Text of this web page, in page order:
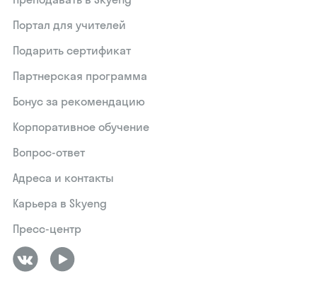
Портал для учителей
Подарить сертификат
Партнерская программа
Бонус за рекомендацию
Корпоративное обучение
Вопрос-ответ
Адреса и контакты
Карьера в Skyeng
Пресс-центр